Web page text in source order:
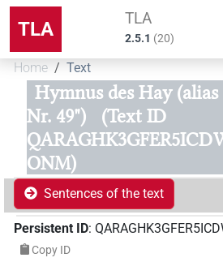
TLA TLA
2.5.1 (20)
Home Text
Hymnus des Hay
Nr. 49")
(Text ID
ONM)
Sentences of the text
Persistent ID:
Copy ID